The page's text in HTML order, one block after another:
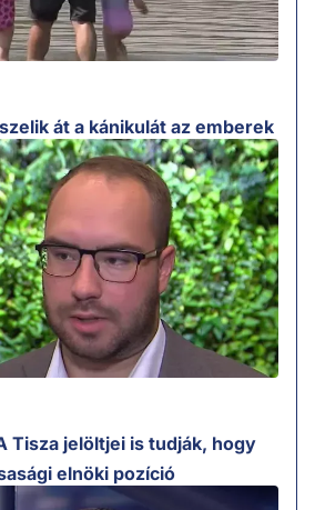
át a kánikulát az emberek
Tisza jelöltjei is tudják, hogy
elnöki pozíció